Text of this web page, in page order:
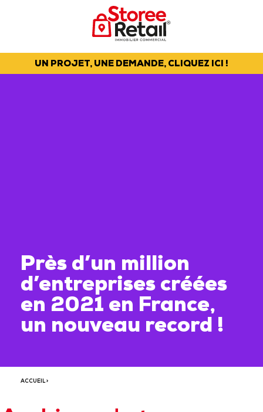
UN PROJET, UNE DEMANDE, CLIQUEZ ICI !
Près d’un million
d’entreprises créées
en 2021 en France,
un nouveau record !
ACCUEIL>